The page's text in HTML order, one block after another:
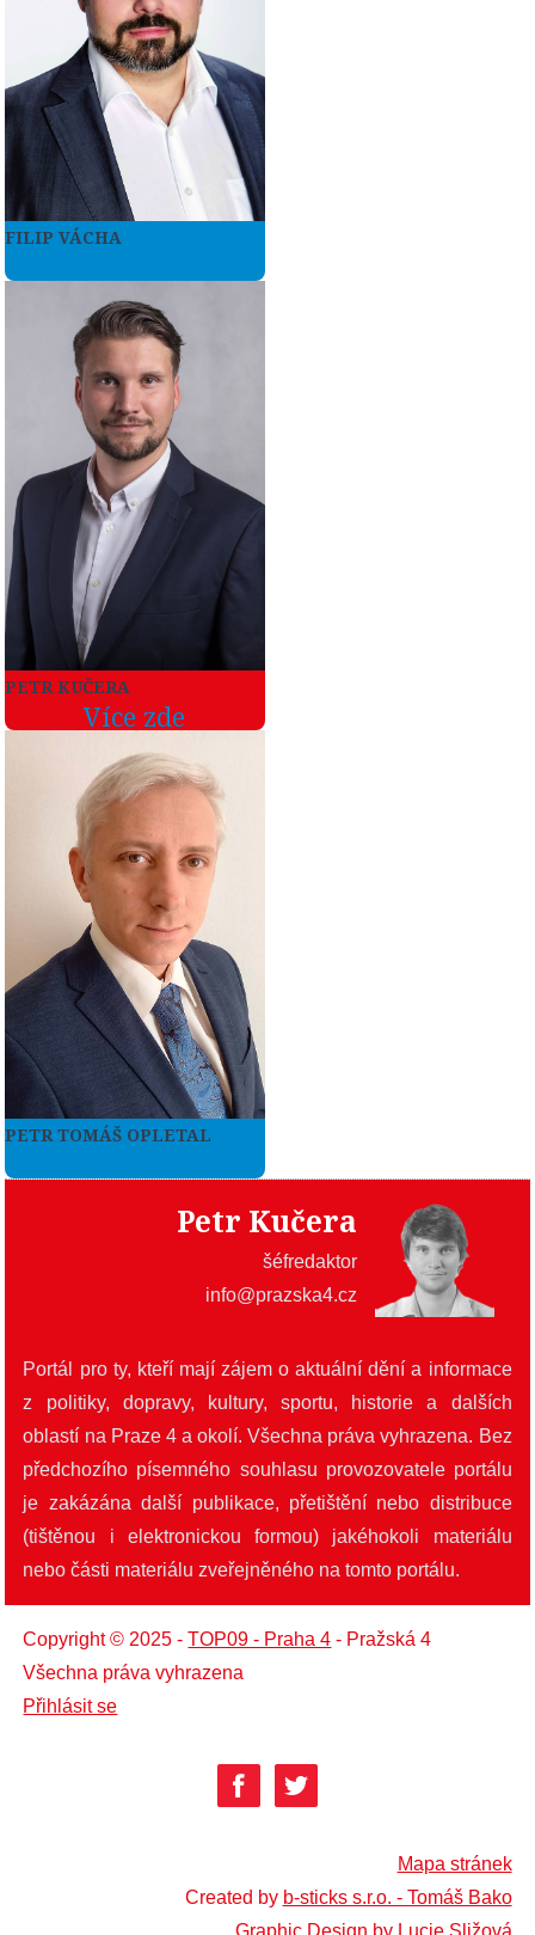
FILIP VÁCHA
PETR KUČERA
Více zde
PETR TOMÁŠ OPLETAL
Petr Kučera
šéfredaktor
info@prazska4.cz
Portál pro ty, kteří mají zájem o aktuální dění a informace
z politiky, dopravy, kultury, sportu, historie a dalších
oblastí na Praze 4 a okolí. Všechna práva vyhrazena. Bez
předchozího písemného souhlasu provozovatele portálu
je zakázána další publikace, přetištění nebo distribuce
(tištěnou i elektronickou formou) jakéhokoli materiálu
nebo části materiálu zveřejněného na tomto portálu.
Copyright © 2025 -TOP09 - Praha 4 - Pražská 4
Všechna práva vyhrazena
Přihlásit se
Mapa stránek
Created by b-sticks s.r.o. - Tomáš Bako
Graphic Design by Lucie Sližová